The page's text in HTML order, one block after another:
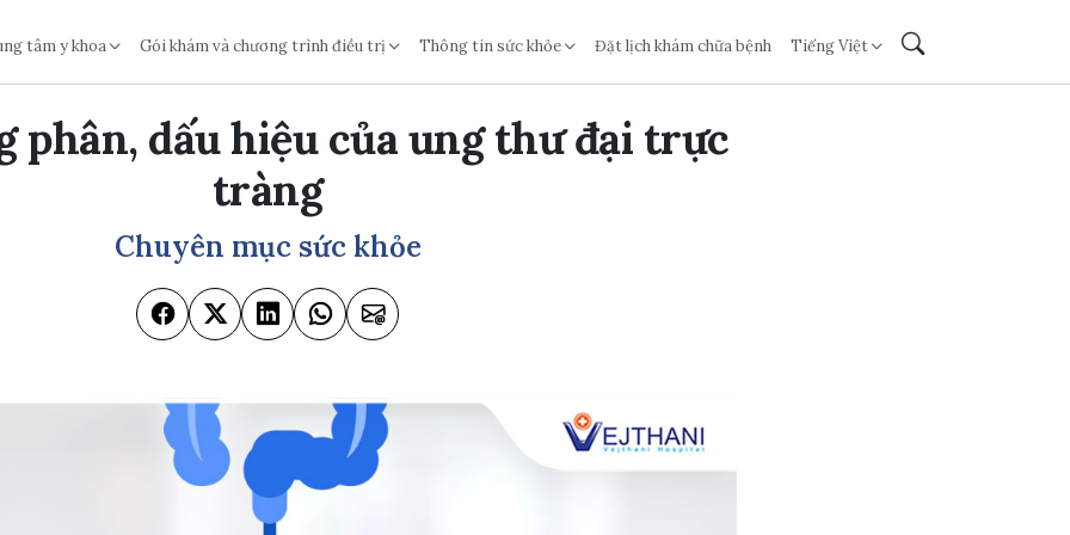
tâm y khoa Gói khám và chương trình điều trị Thông tin sức khỏe Đặt lịch khám chữa bệnh Tiếng Việt
phân, dấu hiệu của ung thư đại trực
tràng
Chuyên mục sức khỏe